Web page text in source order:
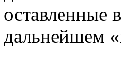
оставленные
дальнейшем